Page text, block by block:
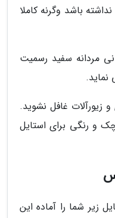
باشد وگرنه کاملا
مردانه سفید رسمیت
زیورآلات غافل نشوید.
و رنگی برای استایل
زیر شما را آماده این